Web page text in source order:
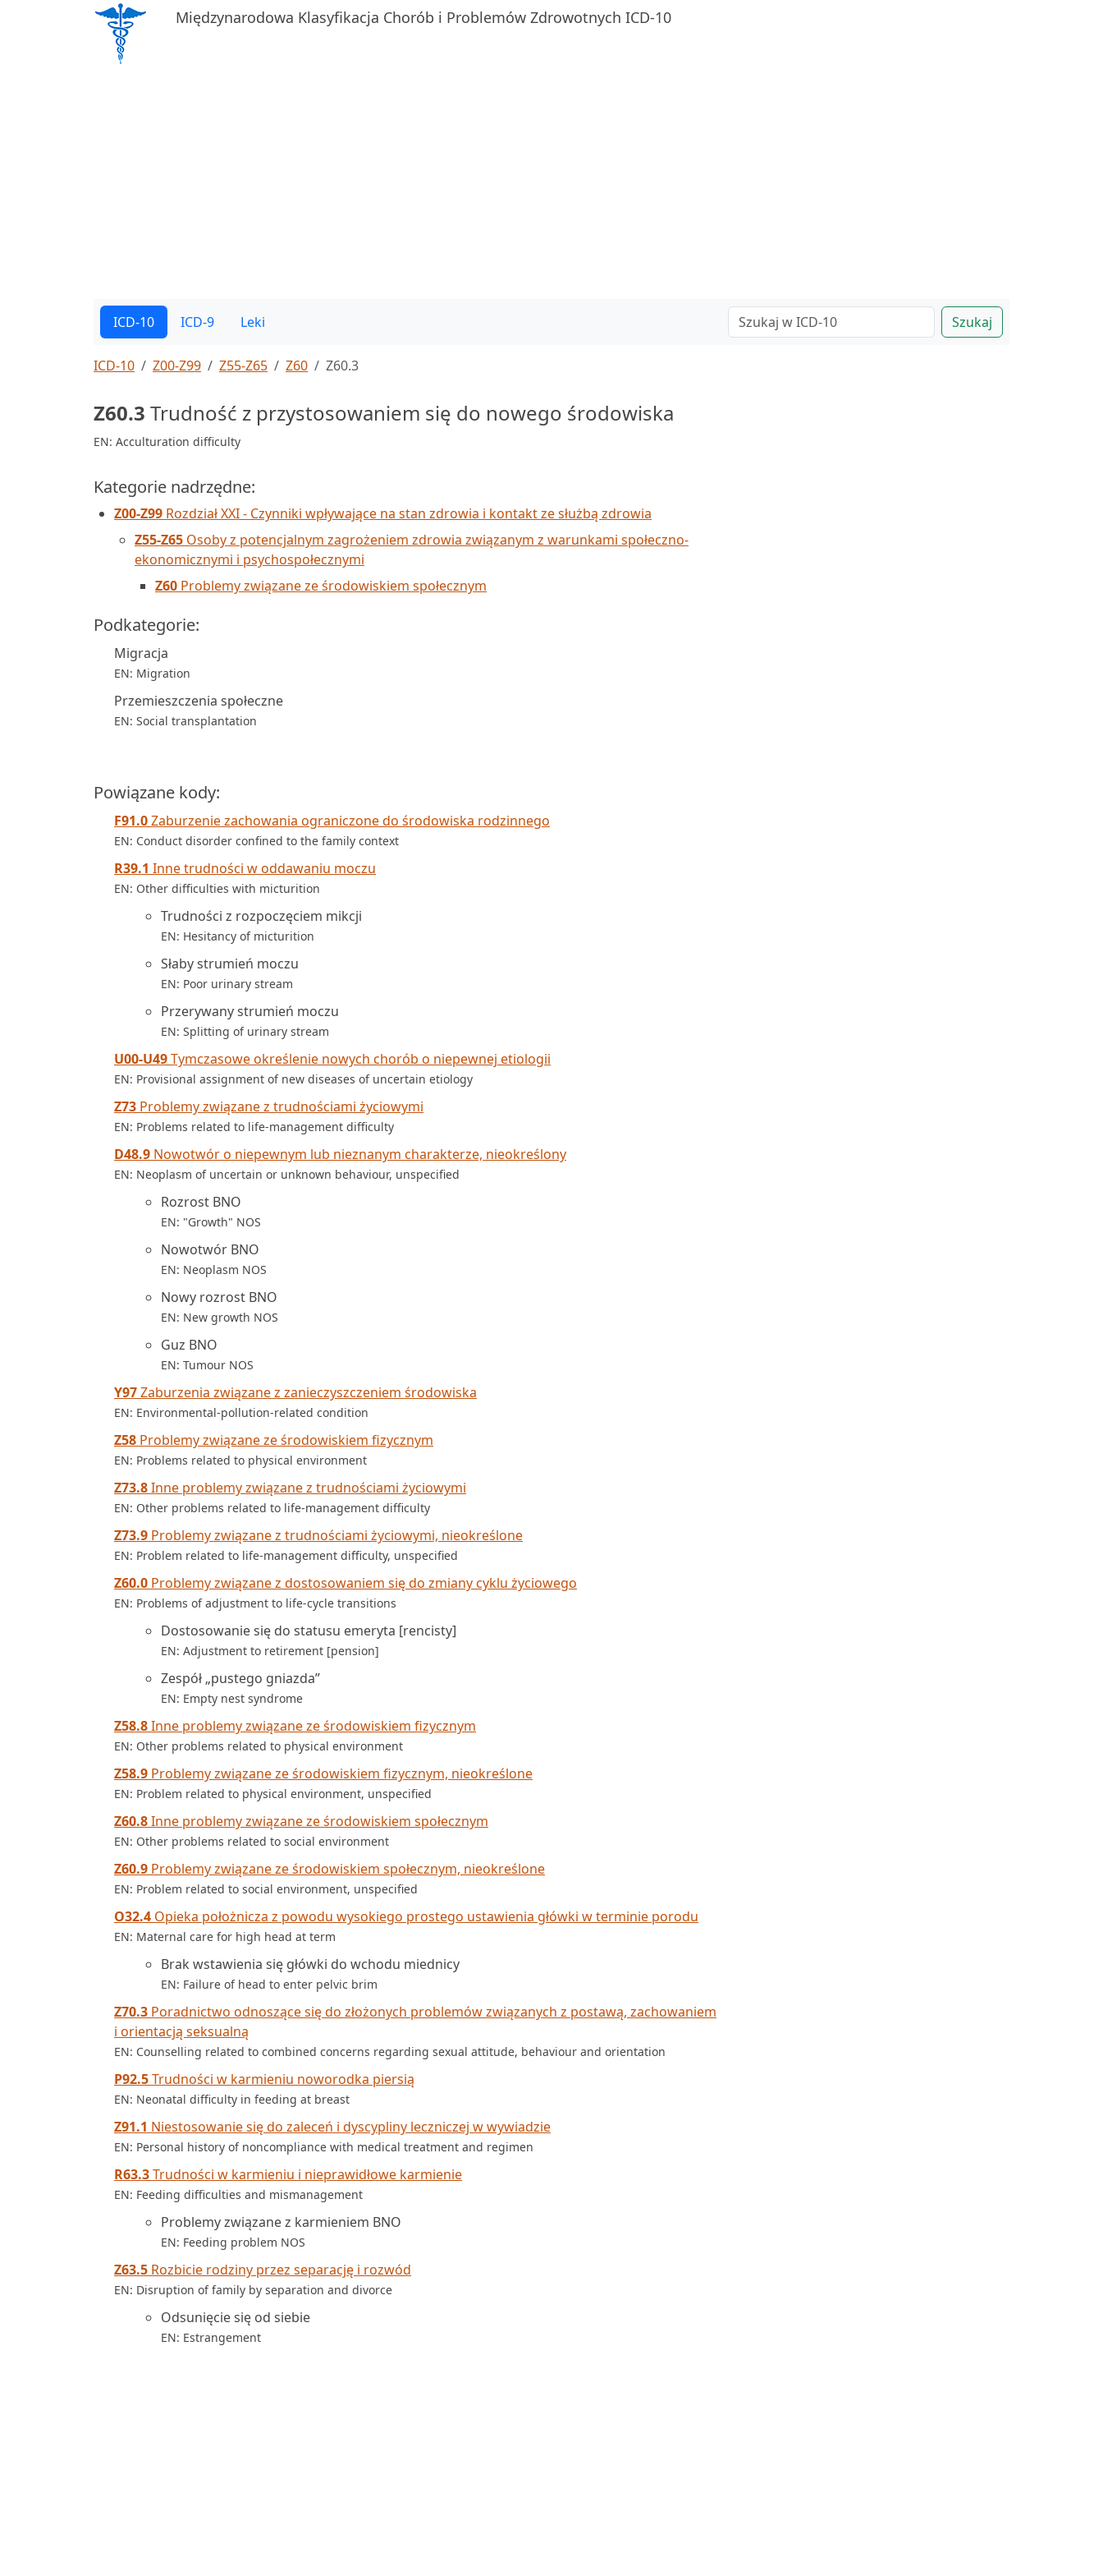
Międzynarodowa Klasyfikacja Chorób i Problemów Zdrowotnych ICD-10
ICD-10 ICD-9 Leki Szukaj
ICD-10 Z00-Z99 Z55-Z65 Z60 Z60.3
Z60.3 Trudność z przystosowaniem się do nowego środowiska
EN: Acculturation difficulty
Kategorie nadrzędne:
Z00-Z99 Rozdział XXI - Czynniki wpływające na stan zdrowia i kontakt ze służbą zdrowia
Z55-Z65 Osoby z potencjalnym zagrożeniem zdrowia związanym z warunkami społeczno-
ekonomicznymi i psychospołecznymi
Z60 Problemy związane ze środowiskiem społecznym
Podkategorie:
Migracja
EN: Migration
Przemieszczenia społeczne
EN: Social transplantation
Powiązane kody:
F91.0Zaburzenie zachowania ograniczone do środowiska rodzinnego
EN: Conduct disorder confined to the family context
R39.1 Inne trudności w oddawaniu moczu
EN: Other difficulties with micturition
Trudności z rozpoczęciem mikcji
EN: Hesitancy of micturition
Słaby strumień moczu
EN: Poor urinary stream
Przerywany strumień moczu
EN: Splitting of urinary stream
U00-U49Tymczasowe określenie nowych chorób o niepewnej etiologii
EN: Provisional assignment of new diseases of uncertain etiology
Z73 Problemy związane z trudnościami życiowymi
EN: Problems related to life-management difficulty
D48.9 Nowotwór o niepewnym lub nieznanym charakterze, nieokreślony
EN: Neoplasm of uncertain or unknown behaviour, unspecified
Rozrost BNO
EN: "Growth" NOS
Nowotwór BNO
EN: Neoplasm NOS
Nowy rozrost BNO
EN: New growth NOS
Guz BNO
EN: Tumour NOS
Y97Zaburzenia związane z zanieczyszczeniem środowiska
EN: Environmental-pollution-related condition
Z58 Problemy związane ze środowiskiem fizycznym
EN: Problems related to physical environment
Z73.8Inne problemy związane z trudnościami życiowymi
EN: Other problems related to life-management difficulty
Z73.9 Problemy związane z trudnościami życiowymi, nieokreślone
EN: Problem related to life-management difficulty, unspecified
Z60.0 Problemy związane z dostosowaniem się do zmiany cyklu życiowego
EN: Problems of adjustment to life-cycle transitions
Dostosowanie się do statusu emeryta [rencisty]
EN: Adjustment to retirement [pension]
Zespół „pustego gniazda”
EN: Empty nest syndrome
Z58.8Inne problemy związane ze środowiskiem fizycznym
EN: Other problems related to physical environment
Z58.9 Problemy związane ze środowiskiem fizycznym, nieokreślone
EN: Problem related to physical environment, unspecified
Z60.8Inne problemy związane ze środowiskiem społecznym
EN: Other problems related to social environment
Z60.9 Problemy związane ze środowiskiem społecznym, nieokreślone
EN: Problem related to social environment, unspecified
O32.4 Opieka położnicza z powodu wysokiego prostego ustawienia główki w terminie porodu
EN: Maternal care for high head at term
Brak wstawienia się główki do wchodu miednicy
EN: Failure of head to enter pelvic brim
Z70.3 Poradnictwo odnoszące się do złożonych problemów związanych z postawą, zachowaniem
i orientacją seksualną
EN: Counselling related to combined concerns regarding sexual attitude, behaviour and orientation
P92.5Trudności w karmieniu noworodka piersią
EN: Neonatal difficulty in feeding at breast
Z91.1 Niestosowanie się do zaleceń i dyscypliny leczniczej w wywiadzie
EN: Personal history of noncompliance with medical treatment and regimen
R63.3Trudności w karmieniu i nieprawidłowe karmienie
EN: Feeding difficulties and mismanagement
Problemy związane z karmieniem BNO
EN: Feeding problem NOS
Z63.5 Rozbicie rodziny przez separację i rozwód
EN: Disruption of family by separation and divorce
Odsunięcie się od siebie
EN: Estrangement